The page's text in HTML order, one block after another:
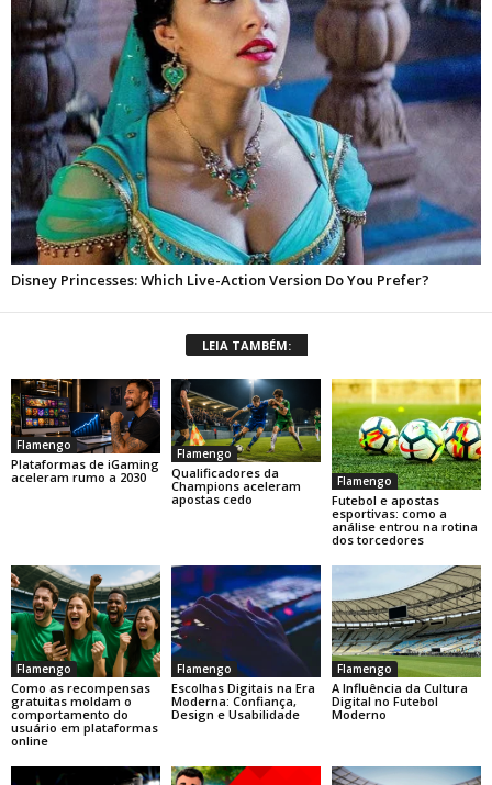
LEIA TAMBÉM:
Flamengo
Plataformas de iGaming
aceleram rumo a 2030
Flamengo
Qualificadores da
Champions aceleram
apostas cedo
Flamengo
Futebol e apostas
esportivas: como a
análise entrou na rotina
dos torcedores
Flamengo
Como as recompensas
gratuitas moldam o
comportamento do
usuário em plataformas
online
Flamengo
Escolhas Digitais na Era
Moderna: Confiança,
Design e Usabilidade
Flamengo
A Influência da Cultura
Digital no Futebol
Moderno